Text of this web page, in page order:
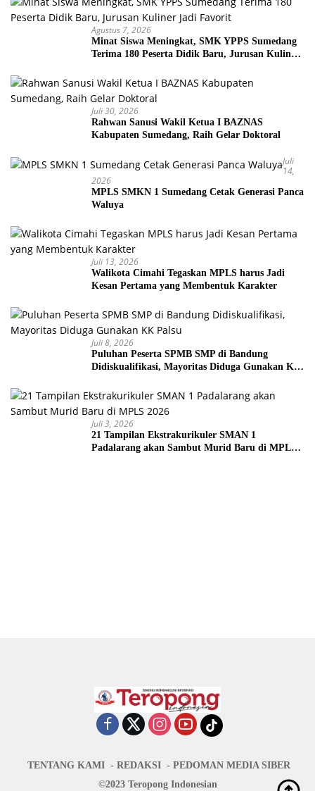
Agustus 7, 2026
Minat Siswa Meningkat, SMK YPPS Sumedang
Terima 180 Peserta Didik Baru, Jurusan Kuliner
Juli 30, 2026
Rahwan Sanusi Wakil Ketua I BAZNAS
Kabupaten Sumedang, Raih Gelar Doktoral
Juli
14,
2026
MPLS SMKN 1 Sumedang Cetak Generasi Panca
Waluya
Juli 13, 2026
Walikota Cimahi Tegaskan MPLS harus Jadi
Kesan Pertama yang Membentuk Karakter
Juli 8, 2026
Puluhan Peserta SPMB SMP di Bandung
Didiskualifikasi, Mayoritas Diduga Gunakan KK
Juli 3, 2026
21 Tampilan Ekstrakurikuler SMAN 1
Padalarang akan Sambut Murid Baru di MPLS
TENTANG KAMI REDAKSI
PEDOMAN MEDIA SIBER
©2023 Teropong Indonesian